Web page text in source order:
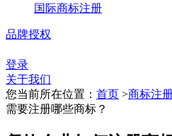
国际商标注册
品牌授权
登录
关于我们
您当前所在位置： 首页 >商标注
需要注册哪些商标？